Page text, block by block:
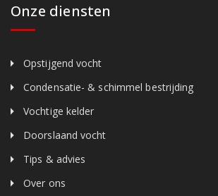
Onze diensten
Opstijgend vocht
Condensatie- & schimmel bestrijding
Vochtige kelder
Doorslaand vocht
Tips & advies
Over ons